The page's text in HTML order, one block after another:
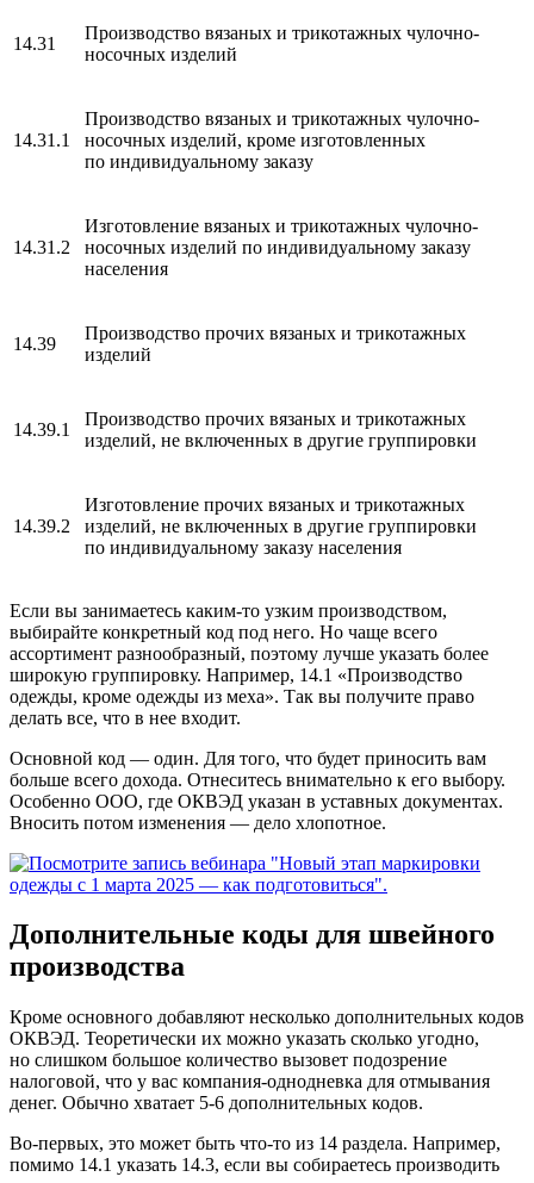
14.31
Производство вязаных и трикотажных чулочно-
носочных изделий
14.31.1
Производство вязаных и трикотажных чулочно-
носочных изделий, кроме изготовленных
по индивидуальному заказу
14.31.2
Изготовление вязаных и трикотажных чулочно-
носочных изделий по индивидуальному заказу
населения
14.39
Производство прочих вязаных и трикотажных
изделий
14.39.1
Производство прочих вязаных и трикотажных
изделий, не включенных в другие группировки
14.39.2
Изготовление прочих вязаных и трикотажных
изделий, не включенных в другие группировки
по индивидуальному заказу населения
Если вы занимаетесь каким-то узким производством,
выбирайте конкретный код под него. Но чаще всего
ассортимент разнообразный, поэтому лучше указать более
широкую группировку. Например, 14.1 «Производство
одежды, кроме одежды из меха». Так вы получите право
делать все, что в нее входит.
Основной код — один. Для того, что будет приносить вам
больше всего дохода. Отнеситесь внимательно к его выбору.
Особенно ООО, где ОКВЭД указан в уставных документах.
Вносить потом изменения — дело хлопотное.
Дополнительные коды для швейного
производства
Кроме основного добавляют несколько дополнительных кодов
ОКВЭД. Теоретически их можно указать сколько угодно,
но слишком большое количество вызовет подозрение
налоговой, что у вас компания-однодневка для отмывания
денег. Обычно хватает 5-6 дополнительных кодов.
Во-первых, это может быть что-то из 14 раздела. Например,
помимо 14.1 указать 14.3, если вы собираетесь производить